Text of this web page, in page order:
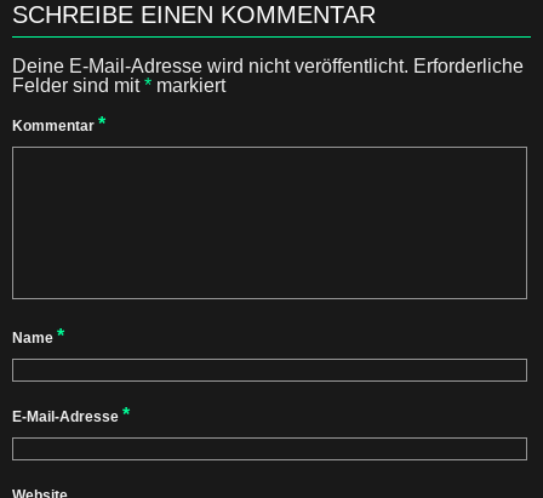
SCHREIBE EINEN KOMMENTAR
Deine E-Mail-Adresse wird nicht veröffentlicht. Erforderliche
Felder sind mit* markiert
Kommentar *
Name *
E-Mail-Adresse *